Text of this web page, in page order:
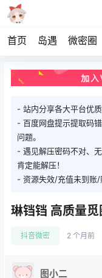
首页 岛遇 微密圈
- 站内分享各大平台优
- 百度网盘提示提取码
问题。
- 遇见解压密码不对、
肯定能解压！
- 资源失效/充值未到账
琳铛铛 高质量
抖音微密 2 个月前
图小二